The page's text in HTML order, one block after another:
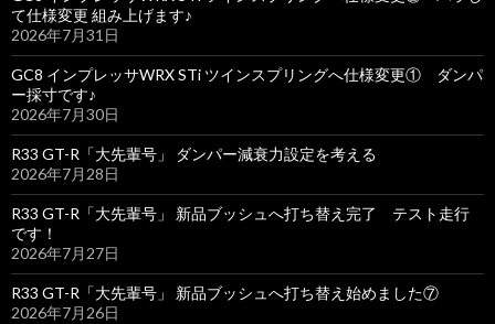
て仕様変更 組み上げます♪
2026年7月31日
GC8 インプレッサWRX STi ツインスプリングへ仕様変更① ダンパ
ー採寸です♪
2026年7月30日
R33 GT-R「大先輩号」 ダンパー減衰力設定を考える
2026年7月28日
R33 GT-R「大先輩号」 新品ブッシュへ打ち替え完了 テスト走行
です！
2026年7月27日
R33 GT-R「大先輩号」 新品ブッシュへ打ち替え始めました⑦
2026年7月26日